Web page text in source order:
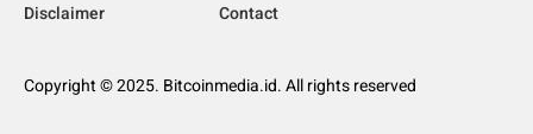
Disclaimer Contact
Copyright © 2025. Bitcoinmedia.id. All rights reserved